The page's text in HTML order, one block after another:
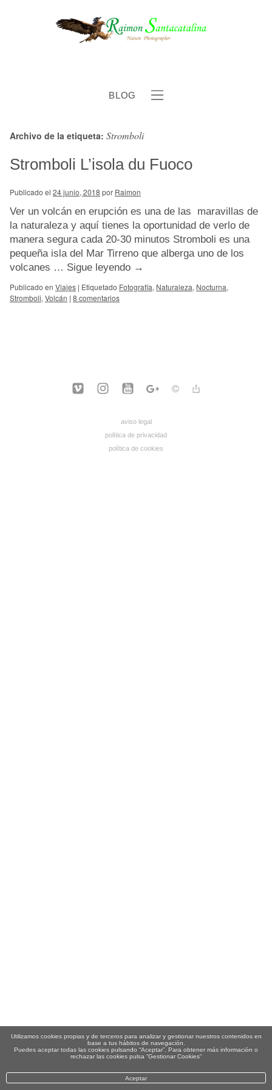
BLOG
Archivo de la etiqueta: Stromboli
Stromboli L’isola du Fuoco
Publicado el 24 junio, 2018 por Raimon
Ver un volcán en erupción es una de las maravillas de
la naturaleza y aquí tienes la oportunidad de verlo de
manera segura cada 20-30 minutos Stromboli es una
pequeña isla del Mar Tirreno que alberga uno de los
volcanes … Sigue leyendo →
Publicado en Viajes | Etiquetado Fotografía, Naturaleza, Nocturna,
Stromboli, Volcán | 8 comentarios
aviso legal
política de privacidad
política de cookies
Utilizamos cookies propias y de terceros para analizar y gestionar nuestros contenidos en
base a tus hábitos de navegación.
Puedes aceptar todas las cookies pulsando “Aceptar”. Para obtener más información o
rechazar las cookies pulsa “Gestionar Cookies“
Aceptar